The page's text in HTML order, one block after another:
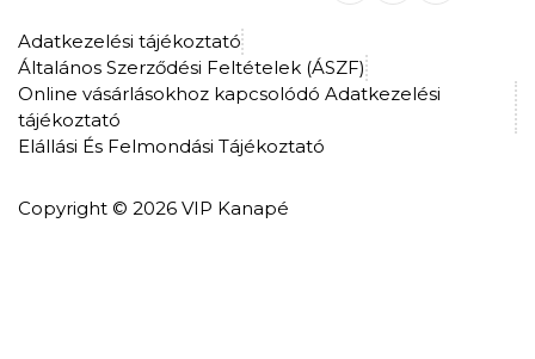
Adatkezelési tájékoztató
Általános Szerződési Feltételek (ÁSZF)
Online vásárlásokhoz kapcsolódó Adatkezelési
tájékoztató
Elállási És Felmondási Tájékoztató
Copyright © 2026 VIP Kanapé